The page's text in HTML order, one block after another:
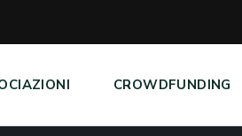
CROWDFUNDING